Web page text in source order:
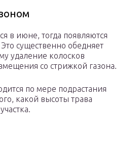
в июне, тогда появляются
существенно обедняет
удаление колосков
со стрижкой газона.
по мере подрастания
какой высоты трава